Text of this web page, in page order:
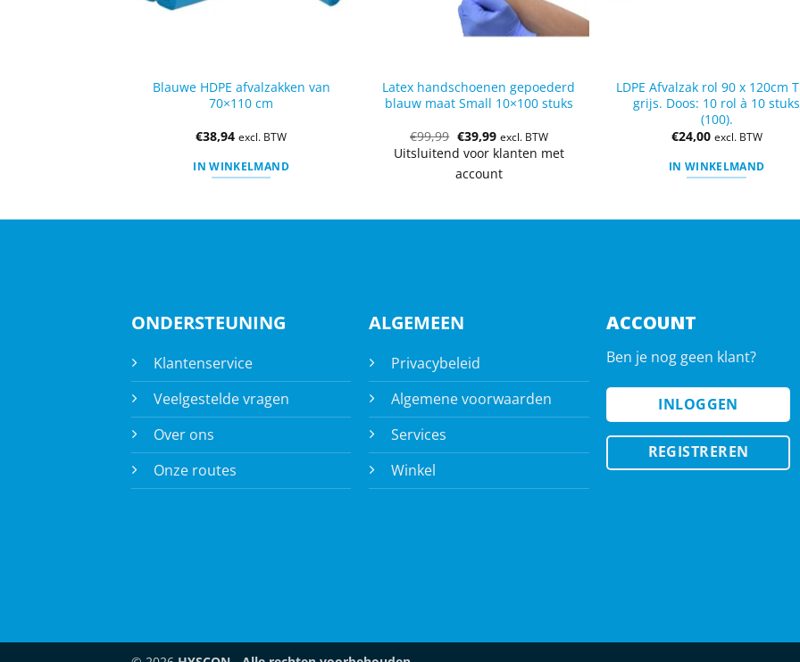
Blauwe HDPE afvalzakken van
70×110 cm
€38,94 excl. BTW
IN WINKELMAND
Latex handschoenen gepoederd
blauw maat Small 10×100 stuks
€99,99 €39,99 excl. BTW
Uitsluitend voor klanten met
account
LDPE Afvalzak rol 90 x 120cm
grijs. Doos: 10 rol à 10 stuks
(100).
€24,00 excl. BTW
IN WINKELMAND
ONDERSTEUNING
Klantenservice
Veelgestelde vragen
Over ons
Onze routes
ALGEMEEN
Privacybeleid
Algemene voorwaarden
Services
Winkel
ACCOUNT
Ben je nog geen klant?
INLOGGEN
REGISTREREN